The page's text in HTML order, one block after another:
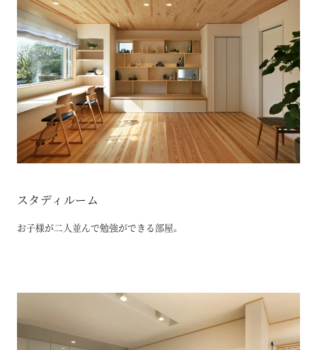
スタディルーム
お子様が二人並んで勉強ができる部屋。